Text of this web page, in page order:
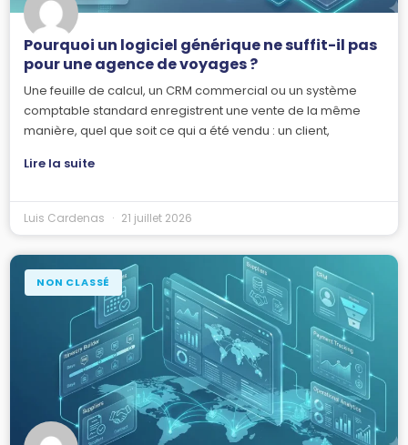
Pourquoi un logiciel générique ne suffit-il pas
pour une agence de voyages ?
Une feuille de calcul, un CRM commercial ou un système
comptable standard enregistrent une vente de la même
manière, quel que soit ce qui a été vendu : un client,
Lire la suite
Luis Cardenas 21 juillet 2026
NON CLASSÉ